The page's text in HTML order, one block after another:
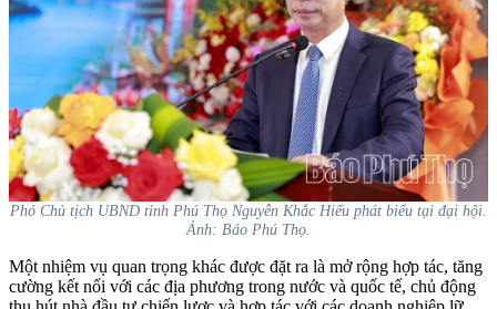
Phó Chủ tịch UBND tỉnh Phú Thọ Nguyễn Khắc Hiếu phát biểu tại đại hội.
Ảnh: Báo Phú Thọ.
Một nhiệm vụ quan trọng khác được đặt ra là mở rộng hợp tác, tăng
cường kết nối với các địa phương trong nước và quốc tế, chủ động